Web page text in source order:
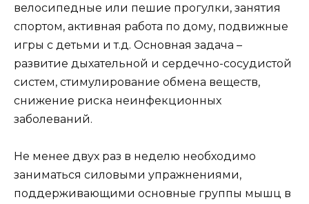
велосипедные или пешие прогулки, занятия
спортом, активная работа по дому, подвижные
игры с детьми и т.д. Основная задача –
развитие дыхательной и сердечно-сосудистой
систем, стимулирование обмена веществ,
снижение риска неинфекционных
заболеваний.
Не менее двух раз в неделю необходимо
заниматься силовыми упражнениями,
поддерживающими основные группы мышц в